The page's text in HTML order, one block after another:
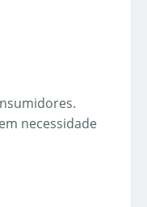
necessidade